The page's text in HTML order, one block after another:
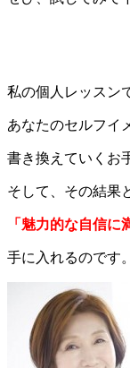
私の個人レッスン
あなたのセルフイ
書き換えていくお
そして、その結果
「魅力的な自信に
手に入れるのです。